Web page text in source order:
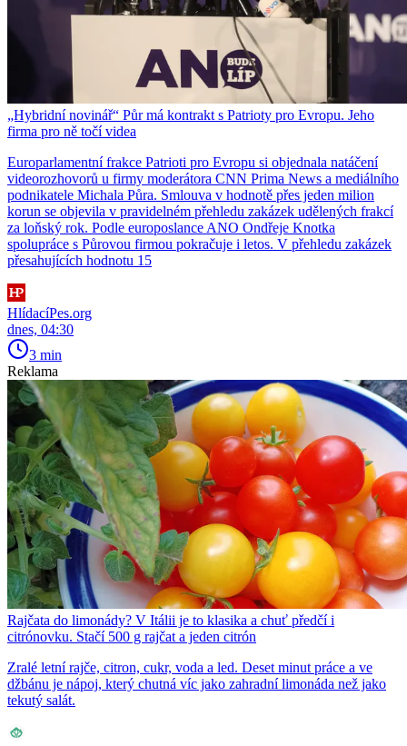
„Hybridní novinář“ Půr má kontrakt s Patrioty pro Evropu. Jeho
firma pro ně točí videa
Europarlamentní frakce Patrioti pro Evropu si objednala natáčení
videorozhovorů u firmy moderátora CNN Prima News a mediálního
podnikatele Michala Půra. Smlouva v hodnotě přes jeden milion
korun se objevila v pravidelném přehledu zakázek udělených frakcí
za loňský rok. Podle europoslance ANO Ondřeje Knotka
spolupráce s Půrovou firmou pokračuje i letos. V přehledu zakázek
přesahujících hodnotu 15
HlídacíPes.org
dnes, 04:30
3 min
Reklama
Rajčata do limonády? V Itálii je to klasika a chuť předčí i
citrónovku. Stačí 500 g rajčat a jeden citrón
Zralé letní rajče, citron, cukr, voda a led. Deset minut práce a ve
džbánu je nápoj, který chutná víc jako zahradní limonáda než jako
tekutý salát.